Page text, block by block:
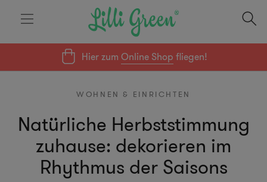
Hier zumOnline Shop fliegen!
WOHNEN & EINRICHTEN
Natürliche Herbststimmung
zuhause: dekorieren im
Rhythmus der Saisons